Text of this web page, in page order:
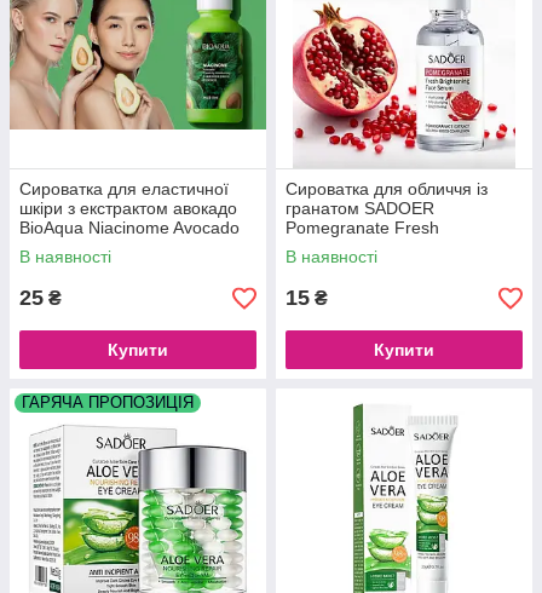
Сироватка для еластичної
шкіри з екстрактом авокадо
BioAqua Niacinome Avocado
Essence, 30ml
В наявності
25 ₴
Купити
Сироватка для обличчя із
гранатом SADOER
Pomegranate Fresh
Brightening Face Serum, 30
ml
В наявності
15 ₴
Купити
ГАРЯЧА ПРОПОЗИЦІЯ